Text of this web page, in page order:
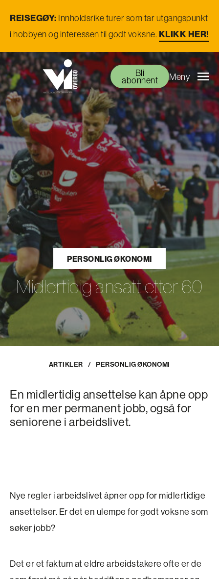
REISEGØY: Innholdsrike turer som tar utgangspunkt
i hobbyen og interessen til godt voksne.KLIKK HER!
Bli
abonnent Meny
PERSONLIG ØKONOMI
Midlertidig ansatt etter 60
ARTIKLER / PERSONLIG ØKONOMI
En midlertidig ansettelse kan åpne opp
for en mer permanent jobb, også for
seniorene i arbeidslivet.
Nye regler i arbeidslivet åpner opp for midlertidige
ansettelser. Er det en ulempe for godt voksne som
søker jobb?
Det er et faktum at eldre arbeidstakere ofte er de